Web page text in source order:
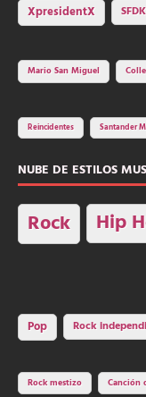
XpresidentX SFDK
Mario San Miguel
Reincidentes Santander
NUBE DE ESTILOS
Rock Hip
Pop Rock
Rock mestizo Canción